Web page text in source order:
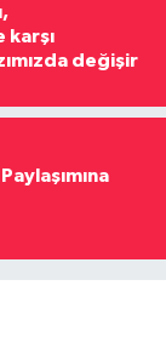
karşı
değişir